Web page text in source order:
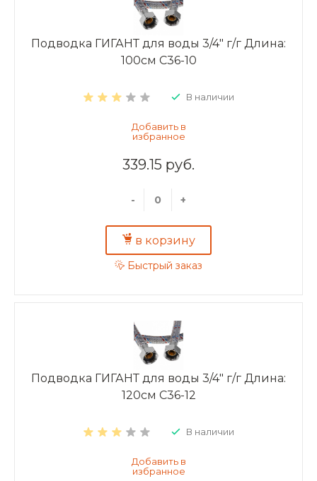
Подводка ГИГАНТ для воды 3/4" г/г Длина:
100см C36-10
В наличии
339.15 руб.
- +
в корзину
Быстрый заказ
Подводка ГИГАНТ для воды 3/4" г/г Длина:
120см C36-12
В наличии